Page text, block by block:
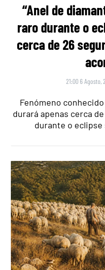
“Anel de
raro durante o
cerca de 26
21:00 6 Agosto,
Fenómeno
durará apenas cerca
durante o eclipse